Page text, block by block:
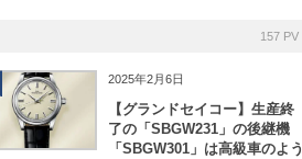
157 PV
2025年2月6日
【グランドセイコー】生産終
了の「SBGW231」の後継機
「SBGW301」は高級車のよう